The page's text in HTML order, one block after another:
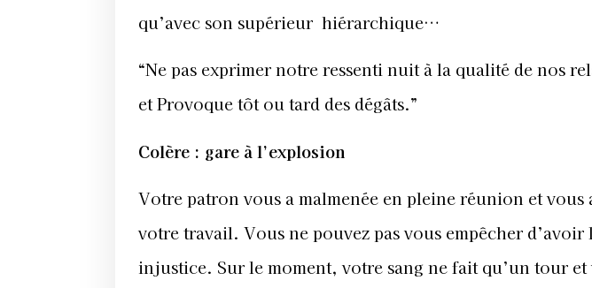
qu’avec son supérieur hiérarchique…
“Ne pas exprimer notre ressenti nuit à la qualité de nos
et Provoque tôt ou tard des dégâts.”
Colère : gare à l’explosion
Votre patron vous a malmenée en pleine réunion et vous
votre travail. Vous ne pouvez pas vous empêcher d’avoir
injustice. Sur le moment, votre sang ne fait qu’un tour et